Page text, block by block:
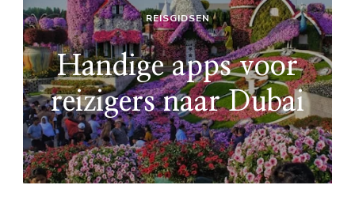
REISGIDSEN
Handige apps voor
reizigers naar Dubai